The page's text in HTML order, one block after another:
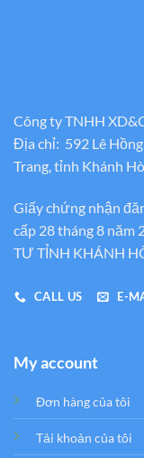
Công ty TNHH
Địa chỉ: 592 Lê
Trang, tỉnh Khánh
Giấy chứng nhận
cấp 28 tháng 8 năm
TƯ TỈNH KHÁNH
CALL US E-
My account
Đơn hàng của tôi
Tải khoản của tôi